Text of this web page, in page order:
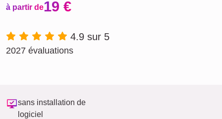
à partir de19 €
4.9 sur 5
2027 évaluations
sans installation de
logiciel